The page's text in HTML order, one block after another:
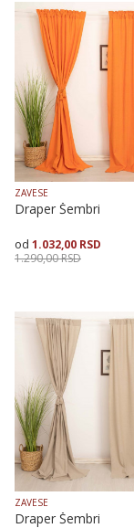
Veličina
150X175 150X255
ZAVESE
Draper Šembri
1.032,00 RSD
1.290,00RSD
Veličina
150X175150X255
ZAVESE
Draper Šembri